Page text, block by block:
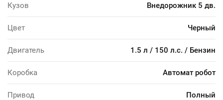
Кузов Внедорожник 5 дв.
Цвет Черный
Двигатель 1.5 л / 150 л.с. / Бензин
Коробка Автомат робот
Привод Полный